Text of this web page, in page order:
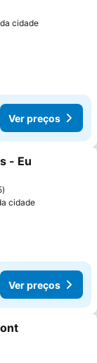
cidade
Ver preços
favoritos
- Eu
cidade
Ver preços
favoritos